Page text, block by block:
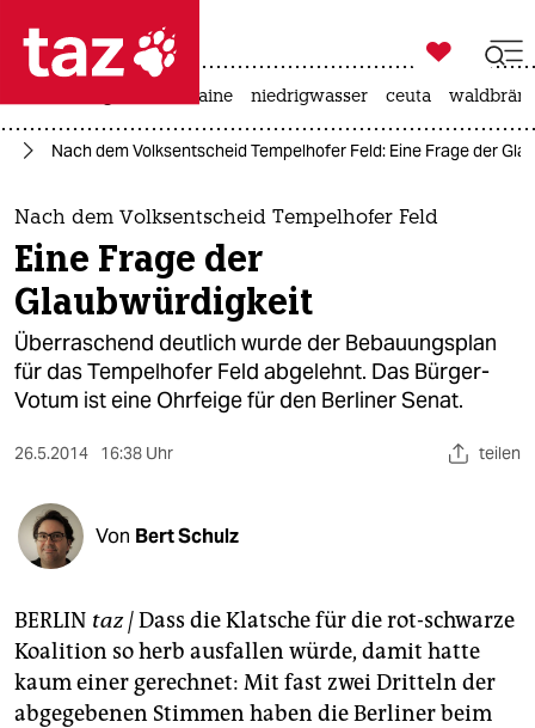
 taz zahl ich
taz zahl ich
themen
politik
öko
gesellschaft
berlin
wahrheit
verlag

taz zahl ich
krieg in der ukraine niedrigwasser ceuta
Nach dem Volksentscheid Tempelhofer Feld: Eine Frage der
Nach dem Volksentscheid Tempelhofer Feld
Eine Frage der
Glaubwürdigkeit
Überraschend deutlich wurde der Bebauungsplan
für das Tempelhofer Feld abgelehnt. Das Bürger-
Votum ist eine Ohrfeige für den Berliner Senat.
26.5.2014 16:38 Uhr teilen
Von Bert Schulz
BERLIN taz |Dass die Klatsche für die rot-schwarze
Koalition so herb ausfallen würde, damit hatte
kaum einer gerechnet: Mit fast zwei Dritteln der
abgegebenen Stimmen haben die Berliner beim